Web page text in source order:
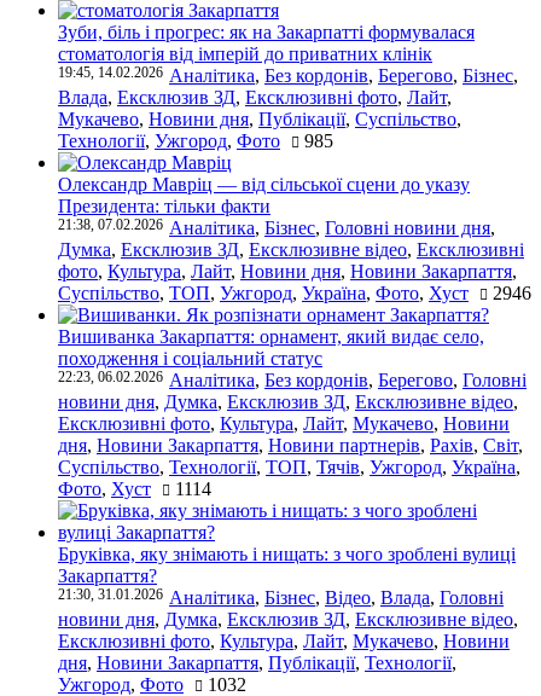
Зуби, біль і прогрес: як на Закарпатті формувалася
стоматологія від імперій до приватних клінік
19:45, 14.02.2026 Аналітика, Без кордонів, Берегово, Бізнес,
Влада, Ексклюзив ЗД, Ексклюзивні фото, Лайт,
Мукачево, Новини дня, Публікації, Суспільство,
Технології, Ужгород, Фото 985
Олександр Мавріц — від сільської сцени до указу
Президента: тільки факти
21:38, 07.02.2026 Аналітика, Бізнес, Головні новини дня,
Думка, Ексклюзив ЗД, Ексклюзивне відео, Ексклюзивні
фото, Культура, Лайт, Новини дня, Новини Закарпаття,
Суспільство, ТОП, Ужгород, Україна, Фото, Хуст 2946
Вишиванка Закарпаття: орнамент, який видає село,
походження і соціальний статус
22:23, 06.02.2026 Аналітика, Без кордонів, Берегово, Головні
новини дня, Думка, Ексклюзив ЗД, Ексклюзивне відео,
Ексклюзивні фото, Культура, Лайт, Мукачево, Новини
дня, Новини Закарпаття, Новини партнерів, Рахів, Світ,
Суспільство, Технології, ТОП, Тячів, Ужгород, Україна,
Фото, Хуст 1114
Бруківка, яку знімають і нищать: з чого зроблені вулиці
Закарпаття?
21:30, 31.01.2026 Аналітика, Бізнес, Відео, Влада, Головні
новини дня, Думка, Ексклюзив ЗД, Ексклюзивне відео,
Ексклюзивні фото, Культура, Лайт, Мукачево, Новини
дня, Новини Закарпаття, Публікації, Технології,
Ужгород, Фото 1032